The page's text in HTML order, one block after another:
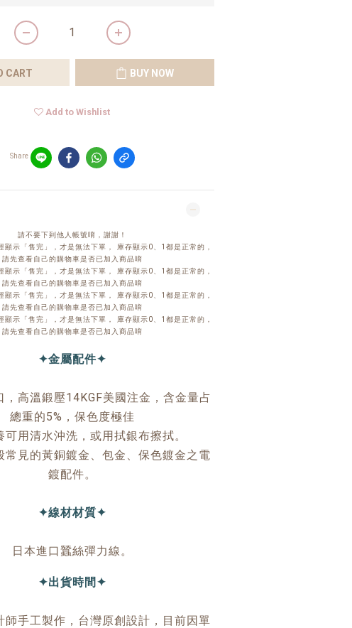
CART BUY NOW
Add to Wishlist
Share
請不要下到他人帳號唷，謝謝！
顯示「售完」，才是無法下單， 庫存顯示0、1都是正常的，
請先查看自己的購物車是否已加入商品唷
顯示「售完」，才是無法下單， 庫存顯示0、1都是正常的，
請先查看自己的購物車是否已加入商品唷
顯示「售完」，才是無法下單， 庫存顯示0、1都是正常的，
請先查看自己的購物車是否已加入商品唷
顯示「售完」，才是無法下單， 庫存顯示0、1都是正常的，
請先查看自己的購物車是否已加入商品唷
✦金屬配件✦
，高溫鍛壓14KGF美國注金，含金量占
總重的5%，保色度極佳
可用清水沖洗，或用拭銀布擦拭。
常見的黃銅鍍金、包金、保色鍍金之電
鍍配件。
✦線材材質✦
日本進口蠶絲彈力線。
✦出貨時間✦
師手工製作，台灣原創設計，目前因單